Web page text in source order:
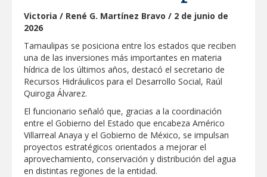
social municipal para los reynosenses
Supervisa rector Dámaso Anaya nueva
sede para la Facultad de Arquitectura de
la UAT en Ciudad Victoria
Agiliza el ITAVU procesos de
escrituración para brindar certeza
Tamaulipas
GOBIERNO MUNICIPAL EXHORTA A
PREVENIR ENFERMEDADES DURANTE
LA TEMPORADA DE CALOR
Intensificó Municipio programa de
bacheo en cuatro colonias de Reynosa
Victoria / René G. Martínez Bravo / 2 de junio de
2026
Tamaulipas se posiciona entre los estados que reciben
una de las inversiones más importantes en materia
hídrica de los últimos años, destacó el secretario de
Recursos Hidráulicos para el Desarrollo Social, Raúl
Quiroga Álvarez.
El funcionario señaló que, gracias a la coordinación
entre el Gobierno del Estado que encabeza Américo
Villarreal Anaya y el Gobierno de México, se impulsan
proyectos estratégicos orientados a mejorar el
aprovechamiento, conservación y distribución del agua
en distintas regiones de la entidad.